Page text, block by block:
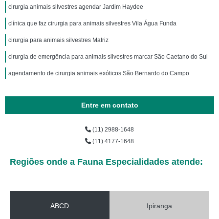
cirurgia animais silvestres agendar Jardim Haydee
clínica que faz cirurgia para animais silvestres Vila Água Funda
cirurgia para animais silvestres Matriz
cirurgia de emergência para animais silvestres marcar São Caetano do Sul
agendamento de cirurgia animais exóticos São Bernardo do Campo
Entre em contato
(11) 2988-1648
(11) 4177-1648
Regiões onde a Fauna Especialidades atende:
ABCD Ipiranga